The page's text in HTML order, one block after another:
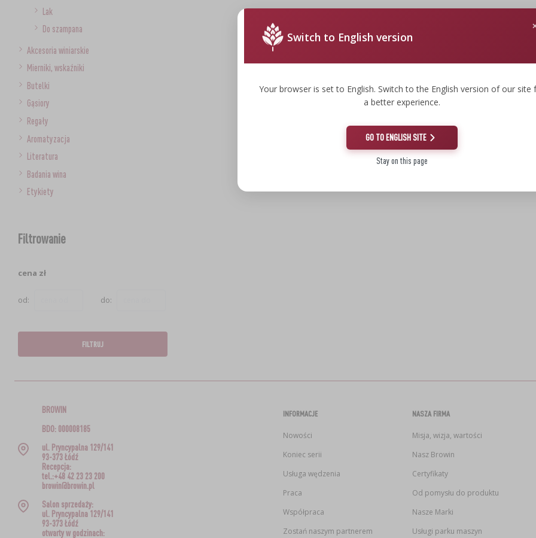
Lak
Do szampana
Akcesoria winiarskie
Mierniki, wskaźniki
Butelki
Gąsiory
Regały
Aromatyzacja
Literatura
Badania wina
Etykiety
Filtrowanie
cena zł
od: do:
FILTRUJ
Switch to English version
Your browser is set to English. Switch to the English version of our site
a better experience.
GO TO ENGLISH SITE
Stay on this page
BROWIN
BDO: 000008185
ul. Pryncypalna 129/141
93-373 Łódź
Recepcja:
tel.:+48 42 23 23 200
browin@browin.pl
Salon sprzedaży:
ul. Pryncypalna 129/141
93-373 Łódź
otwarty w godzinach:
INFORMACJE
Nowości
Koniec serii
Usługa wędzenia
Praca
Współpraca
Zostań naszym partnerem
NASZA FIRMA
Misja, wizja, wartości
Nasz Browin
Certyfikaty
Od pomysłu do produktu
Nasze Marki
Usługi parku maszyn